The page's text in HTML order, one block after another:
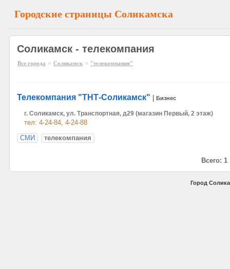
Городские страницы Соликамска
Соликамск - телекомпания
Все города » Соликамск » "телекомпания"
Телекомпания "ТНТ-Соликамск" Бизнес
г. Соликамск, ул. Транспортная, д29 (магазин Первый, 2 этаж)
тел: 4-24-84, 4-24-88
СМИ
телекомпания
Всего: 1
Город